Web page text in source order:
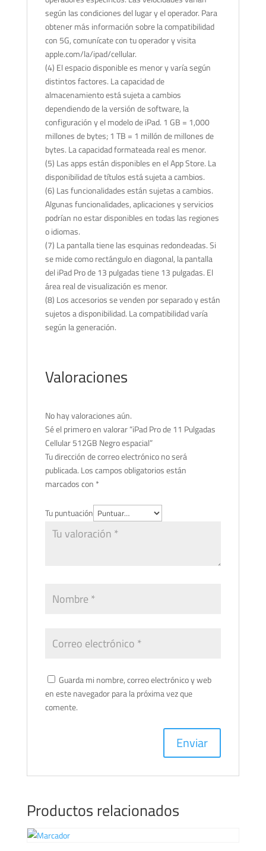
según las condiciones del lugar y el operador. Para
obtener más información sobre la compatibilidad
con 5G, comunícate con tu operador y visita
apple.com/la/ipad/cellular.
(4) El espacio disponible es menor y varía según
distintos factores. La capacidad de
almacenamiento está sujeta a cambios
dependiendo de la versión de software, la
configuración y el modelo de iPad. 1 GB = 1,000
millones de bytes; 1 TB = 1 millón de millones de
bytes. La capacidad formateada real es menor.
(5) Las apps están disponibles en el App Store. La
disponibilidad de títulos está sujeta a cambios.
(6) Las funcionalidades están sujetas a cambios.
Algunas funcionalidades, aplicaciones y servicios
podrían no estar disponibles en todas las regiones
o idiomas.
(7) La pantalla tiene las esquinas redondeadas. Si
se mide como rectángulo en diagonal, la pantalla
del iPad Pro de 13 pulgadas tiene 13 pulgadas. El
área real de visualización es menor.
(8) Los accesorios se venden por separado y están
sujetos a disponibilidad. La compatibilidad varía
según la generación.
Valoraciones
No hay valoraciones aún.
Sé el primero en valorar “iPad Pro de 11 Pulgadas
Cellular 512GB Negro espacial”
Tu dirección de correo electrónico no será
publicada. Los campos obligatorios están
marcados con *
Tu puntuación
Guarda mi nombre, correo electrónico y web
en este navegador para la próxima vez que
comente.
Productos relacionados